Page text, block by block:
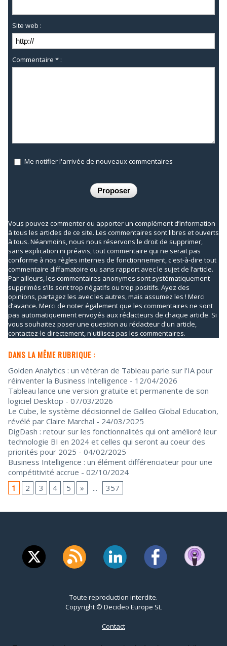
Site web :
Commentaire * :
Me notifier l'arrivée de nouveaux commentaires
Vous pouvez commenter ou apporter un complément d’information
à tous les articles de ce site. Les commentaires sont libres et ouverts
à tous. Néanmoins, nous nous réservons le droit de supprimer,
sans explication ni préavis, tout commentaire qui ne serait pas
conforme à nos règles internes de fonctionnement, c'est-à-dire tout
commentaire diffamatoire ou sans rapport avec le sujet de l’article.
Par ailleurs, les commentaires anonymes sont systématiquement
supprimés s’ils sont trop négatifs ou trop positifs. Ayez des
opinions, partagez les avec les autres, mais assumez les ! Merci
d’avance. Merci de noter également que les commentaires ne sont
pas automatiquement envoyés aux rédacteurs de chaque article. Si
vous souhaitez poser une question au rédacteur d'un article,
contactez-le directement, n'utilisez pas les commentaires.
DANS LA MÊME RUBRIQUE :
Golden Analytics : un vétéran de Tableau parie sur l'IA pour
réinventer la Business Intelligence - 12/04/2026
Tableau lance une version gratuite et permanente de son
logiciel Desktop - 07/03/2026
Le Cube, le système décisionnel de Galileo Global Education,
révélé par Claire Marchal - 24/03/2025
DigDash : retour sur les fonctionnalités qui ont amélioré leur
technologie BI en 2024 et celles qui seront au coeur des
priorités pour 2025 - 04/02/2025
Business Intelligence : un élément différenciateur pour une
compétitivité accrue - 02/10/2024
1
2 3 4 5 » ... 357
Toute reproduction interdite.
Copyright © Decideo Europe SL
Contact